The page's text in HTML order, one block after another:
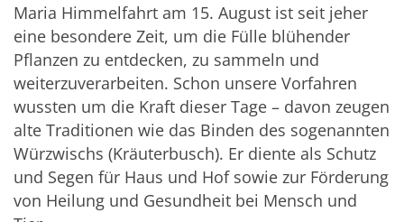
Maria Himmelfahrt am 15. August ist seit jeher
eine besondere Zeit, um die Fülle blühender
Pflanzen zu entdecken, zu sammeln und
weiterzuverarbeiten. Schon unsere Vorfahren
wussten um die Kraft dieser Tage – davon zeugen
alte Traditionen wie das Binden des sogenannten
Würzwischs (Kräuterbusch). Er diente als Schutz
und Segen für Haus und Hof sowie zur Förderung
von Heilung und Gesundheit bei Mensch und